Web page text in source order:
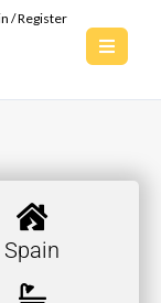
/ Register
Spain